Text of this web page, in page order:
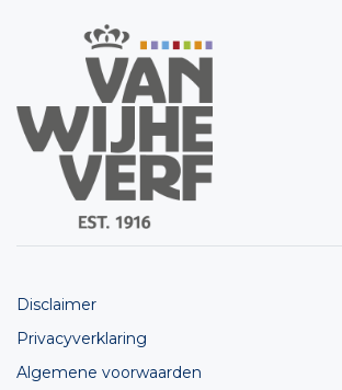
Disclaimer
Privacyverklaring
Algemene voorwaarden